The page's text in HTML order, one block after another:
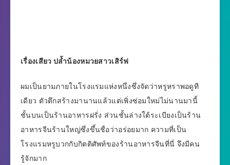
เรื่องเสียว ปล้ำน้องหมวยสาวเสิร์ฟ
ผมเป็นยามภายในโรงแรมแห่งหนึ่งซึ่งจัดว่าหรูหราพอดูที
เดียว ตัวตึกสร้างมานานแล้วแต่เพิ่งซ่อมใหม่ไม่นานมานี้
ชั้นบนเป็นร้านอาหารฝรั่ง ส่วนชั้นล่างใต้ระเบียงเป็นร้าน
อาหารจีนร้านใหญ่ซึ่งขึ้นชื่อว่าอร่อยมาก ความที่เป็น
โรงแรมหรูบวกกับกิตติศัพท์ของร้านอาหารจีนที่นี่ จึงมีคน
รู้จักมาก